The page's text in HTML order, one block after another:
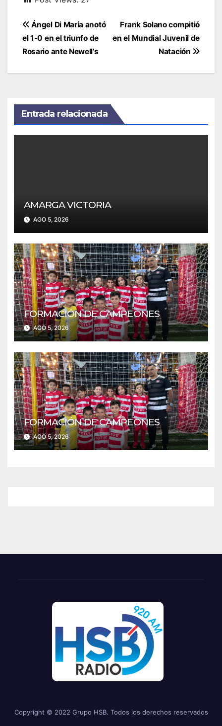
Navegación
de
entradas
Frank Solano compitió
en el Mundial Juvenil de
Natación
Ángel Di María anotó
el 1-0 en el triunfo de
Rosario ante Newell’s
Entrada relacionada
AMARGA VICTORIA
AGO 5, 2026
FORMACIÓN DE CAMPEONES
AGO 5, 2026
FORMACIÓN DE CAMPEONES
AGO 5, 2026
Copyright © 2022 Grupo HSB. Todos los derechos reservados